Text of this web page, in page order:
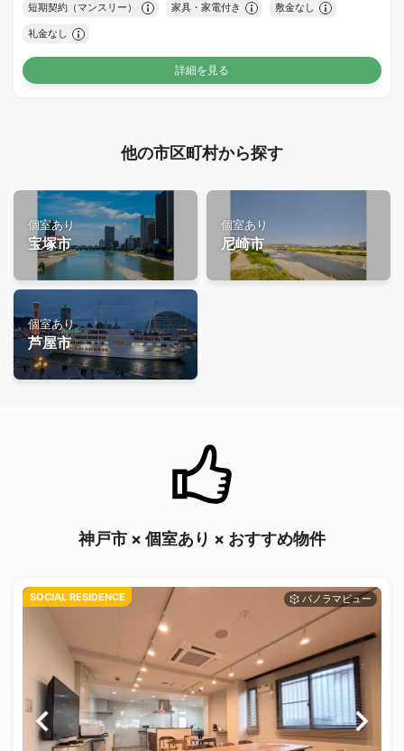
短期契約（マンスリー） 家具・家電付き 敷金なし
礼金なし
詳細を見る
他の市区町村から探す
個室あり
宝塚市
個室あり
尼崎市
個室あり
芦屋市
神戸市 × 個室あり × おすすめ物件
SOCIAL RESIDENCE